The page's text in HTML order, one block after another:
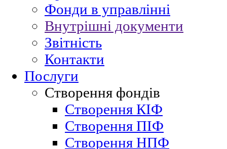
Фонди в управлінні
Внутрішні документи
Звітність
Контакти
Послуги
Створення фондів
Створення КІФ
Cтворення ПІФ
Cтворення НПФ